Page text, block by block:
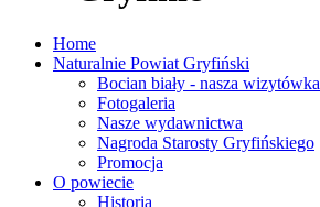
Home
Naturalnie Powiat Gryfiński
Bocian biały - nasza wizytówka
Fotogaleria
Nasze wydawnictwa
Nagroda Starosty Gryfińskiego
Promocja
O powiecie
Historia